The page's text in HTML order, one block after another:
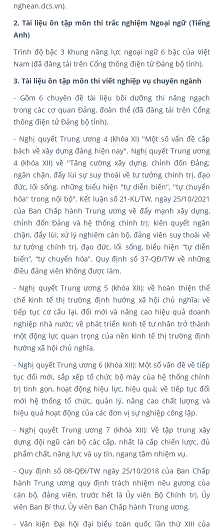
nghean.dcs.vn).
2. Tài liệu ôn tập môn thi trắc nghiệm Ngoại ngữ (Tiếng
Anh)
Trình độ bậc 3 khung năng lực ngoại ngữ 6 bậc của Việt
Nam (đã đăng tải trên Cổng thông điện tử Đảng bộ tỉnh).
3. Tài liệu ôn tập môn thi viết nghiệp vụ chuyên ngành
- Gồm 6 chuyên đề tài liệu bồi dưỡng thi nâng ngạch
trong các cơ quan Đảng, đoàn thể (đã đăng tải trên Cổng
thông điện tử Đảng bộ tỉnh).
- Nghị quyết Trung ương 4 (khóa XI) "Một số vấn đề cấp
bách về xây dựng đảng hiện nay". Nghị quyết Trung ương
4 (khóa XII) về "Tăng cường xây dựng, chỉnh đốn Đảng;
ngăn chặn, đẩy lùi sự suy thoái về tư tưởng chính trị, đạo
đức, lối sống, những biểu hiện "tự diễn biến", "tự chuyển
hóa" trong nội bộ". Kết luận số 21-KL/TW, ngày 25/10/2021
của Ban Chấp hành Trung ương về đẩy mạnh xây dựng,
chỉnh đốn Đảng và hệ thống chính trị; kiên quyết ngăn
chặn, đẩy lùi, xử lý nghiêm cán bộ, đảng viên suy thoái về
tư tưởng chính trị, đạo đức, lối sống, biểu hiện “tự diễn
biến”, “tự chuyển hóa”. Quy định số 37-QĐ/TW về những
điều đảng viên không được làm.
- Nghị quyết Trung ương 5 (khóa XII): về hoàn thiện thể
chế kinh tế thị trường định hướng xã hội chủ nghĩa; về
tiếp tục cơ cấu lại, đổi mới và nâng cao hiệu quả doanh
nghiệp nhà nước; về phát triển kinh tế tư nhân trở thành
một động lực quan trọng của nền kinh tế thị trường định
hướng xã hội chủ nghĩa.
- Nghị quyết Trung ương 6 (khóa XII): Một số vấn đề về tiếp
tục đổi mới, sắp xếp tổ chức bộ máy của hệ thống chính
trị tinh gọn, hoạt động hiệu lực, hiệu quả; về tiếp tục đổi
mới hệ thống tổ chức, quản lý, nâng cao chất lượng và
hiệu quả hoạt động của các đơn vị sự nghiệp công lập.
- Nghị quyết Trung ương 7 (khóa XII): Về tập trung xây
dựng đội ngũ cán bộ các cấp, nhất là cấp chiến lược, đủ
phẩm chất, năng lực và uy tín, ngang tầm nhiệm vụ.
- Quy định số 08-QĐi/TW ngày 25/10/2018 của Ban Chấp
hành Trung ương quy định trách nhiệm nêu gương của
cán bộ, đảng viên, trước hết là Ủy viên Bộ Chính trị, Ủy
viên Ban Bí thư, Ủy viên Ban Chấp hành Trung ương.
- Văn kiện Đại hội đại biểu toàn quốc lần thứ XIII của